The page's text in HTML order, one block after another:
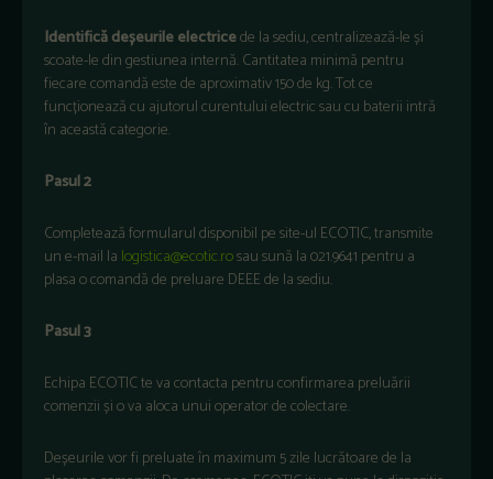
Identifică deșeurile electricede la sediu, centralizează-le și
scoate-le din gestiunea internă. Cantitatea minimă pentru
fiecare comandă este de aproximativ 150 de kg. Tot ce
funcționează cu ajutorul curentului electric sau cu baterii intră
în această categorie.
Pasul 2
Completează formularul disponibil pe site-ul ECOTIC, transmite
un e-mail la logistica@ecotic.rosau sună la 021.9641 pentru a
plasa o comandă de preluare DEEE de la sediu.
Pasul 3
Echipa ECOTIC te va contacta pentru confirmarea preluării
comenzii și o va aloca unui operator de colectare.
Deșeurile vor fi preluate în maximum 5 zile lucrătoare de la